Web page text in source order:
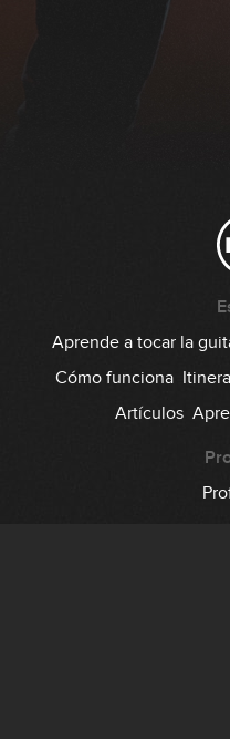
Aprende a tocar la
Cómo funciona
Artículos